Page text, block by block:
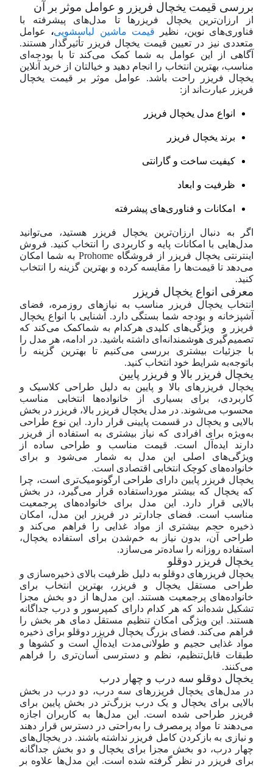
بررسی قیمت یخچال فریزر و عوامل موثر بر آن
از ارزان‌ترین یخچال فریزرها تا مدل‌های پیشرفته با
فناوری‌های نوین، نظیر قیمت ماشین لباسشویی،
عوامل
متعددی نیز در تعیین قیمت یخچال فریزر تأثیر‌گذار هستند.
آگاهی از این عوامل به شما کمک می‌کند تا با بودجه‌ای
مناسب، بهترین انتخاب را انجام دهید و خیالتان از خرید آنلاین
یخچال فریزر راحت باشد. عوامل موثر بر قیمت یخچال
فریزر عبارت‌اند از:
انواع مدل یخچال فریزر
برند یخچال فریزر
کیفیت ساخت و گارانتی
ظرفیت و ابعاد
امکانات و فناوری‌های پیشرفته
اگر به دنبال ارزان‌ترین یخچال فریزر هستید، می‌توانید
مدل‌هایی با امکانات پایه و کاربردی را انتخاب کنید. فروش
اینترنتی یخچال فریزر از فروشگاه Prohome به شما امکان
می‌دهد تا قیمت‌ها را مقایسه کرده و بهترین گزینه را انتخاب
کنید.
معرفی انواع یخچال فریزر
انتخاب یخچال فریزر مناسب به نیازهای روزمره، فضای
آشپزخانه و بودجه شما بستگی دارد. آشنایی با انواع یخچال
فریزر و ویژگی‌های کلیدی هرکدام به شماکمک می‌کند که
تصمیم‌گیری هوشمندانه‌ای داشته باشید. در ادامه، هر مدل را
با جزئیات بیشتری بررسی می‌کنیم تا بهترین گزینه را
باتوجه‌به شرایط خود انتخاب کنید.
یخچال فریزر بالا و فریزر پایین
یخچال فریزرهای بالا و پایین به دلیل طراحی کلاسیک و
کاربردی، برای بسیاری از خانواده‌ها انتخابی مناسب
محسوب می‌شوند. در مدل یخچال فریزر بالا، فریزر در بخش
بالایی و یخچال در قسمت پایینی قرار دارد. این نوع طراحی
به‌ویژه برای افرادی که نیاز بیشتری به استفاده از فریزر
دارند ایده‌آل است. قیمت مناسب و طراحی ساده از
ویژگی‌های اصلی این مدل به شمار می‌شود و برای
خانواده‌های کوچک انتخابی اقتصادی است.
یخچال فریزر پایین دارای طراحی ارگونومیک‌تری است، چرا
که یخچال که بیشتر مورد‌استفاده قرار می‌گیرد، در بخش
بالایی قرار دارد. این مدل برای خانواده‌های پرجمعیت
مناسب است. فضای جادارتر در فریزر این مدل، امکان
ذخیره حجم بیشتری از مواد غذایی را فراهم می‌کند و
طراحی آن، بدون نیاز به خم‌شدن برای استفاده یخچال،
استفاده روزانه را ساده‌تر می‌سازد.
یخچال فریزر دوقلو
یخچال فریزرهای دوقلو به دلیل ظرفیت بالای ذخیره‌سازی و
طراحی مستقل یخچال و فریزر، بهترین انتخاب‌ برای
خانواده‌های پرجمعیت هستند. این مدل‌ها از دو بخش مجزا
تشکیل شده‌اند که هر کدام دارای کمپرسور و درب جداگانه
هستند. این ویژگی امکان تنظیم مستقل دمای هر بخش را
فراهم می‌کند. فضای بزرگ یخچال فریزر دوقلو برای ذخیره
مواد غذایی حجیم و طولانی‌مدت ایده‌آل است و کشوها و
طبقات قابل‌تنظیم، نظم و دسترسی آسان‌تری را فراهم
می‌کنند.
یخچال دوقلو سه درب و چهار درب
در مدل‌های یخچال فریزر‌های سه درب، دو درب در بخش
بالایی برای یخچال و یک درب بزرگ‌تر در بخش پایین برای
فریزر طراحی شده است. این مدل‌ها به کاربران اجازه
می‌دهند تا مواد پرمصرف را به‌راحتی در دسترس قرار دهند
و نیازی به باز‌کردن کامل فریزر نداشته باشند. در یخچال‌های
چهار درب، دو بخش مجزا برای یخچال و دو بخش جداگانه
برای فریزر در نظر گرفته شده است. این مدل‌ها علاوه بر